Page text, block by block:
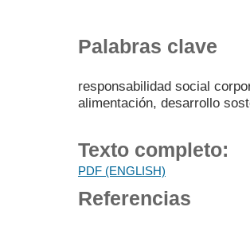
Palabras clave
responsabilidad social
alimentación, desarrollo
Texto completo:
PDF (ENGLISH)
Referencias